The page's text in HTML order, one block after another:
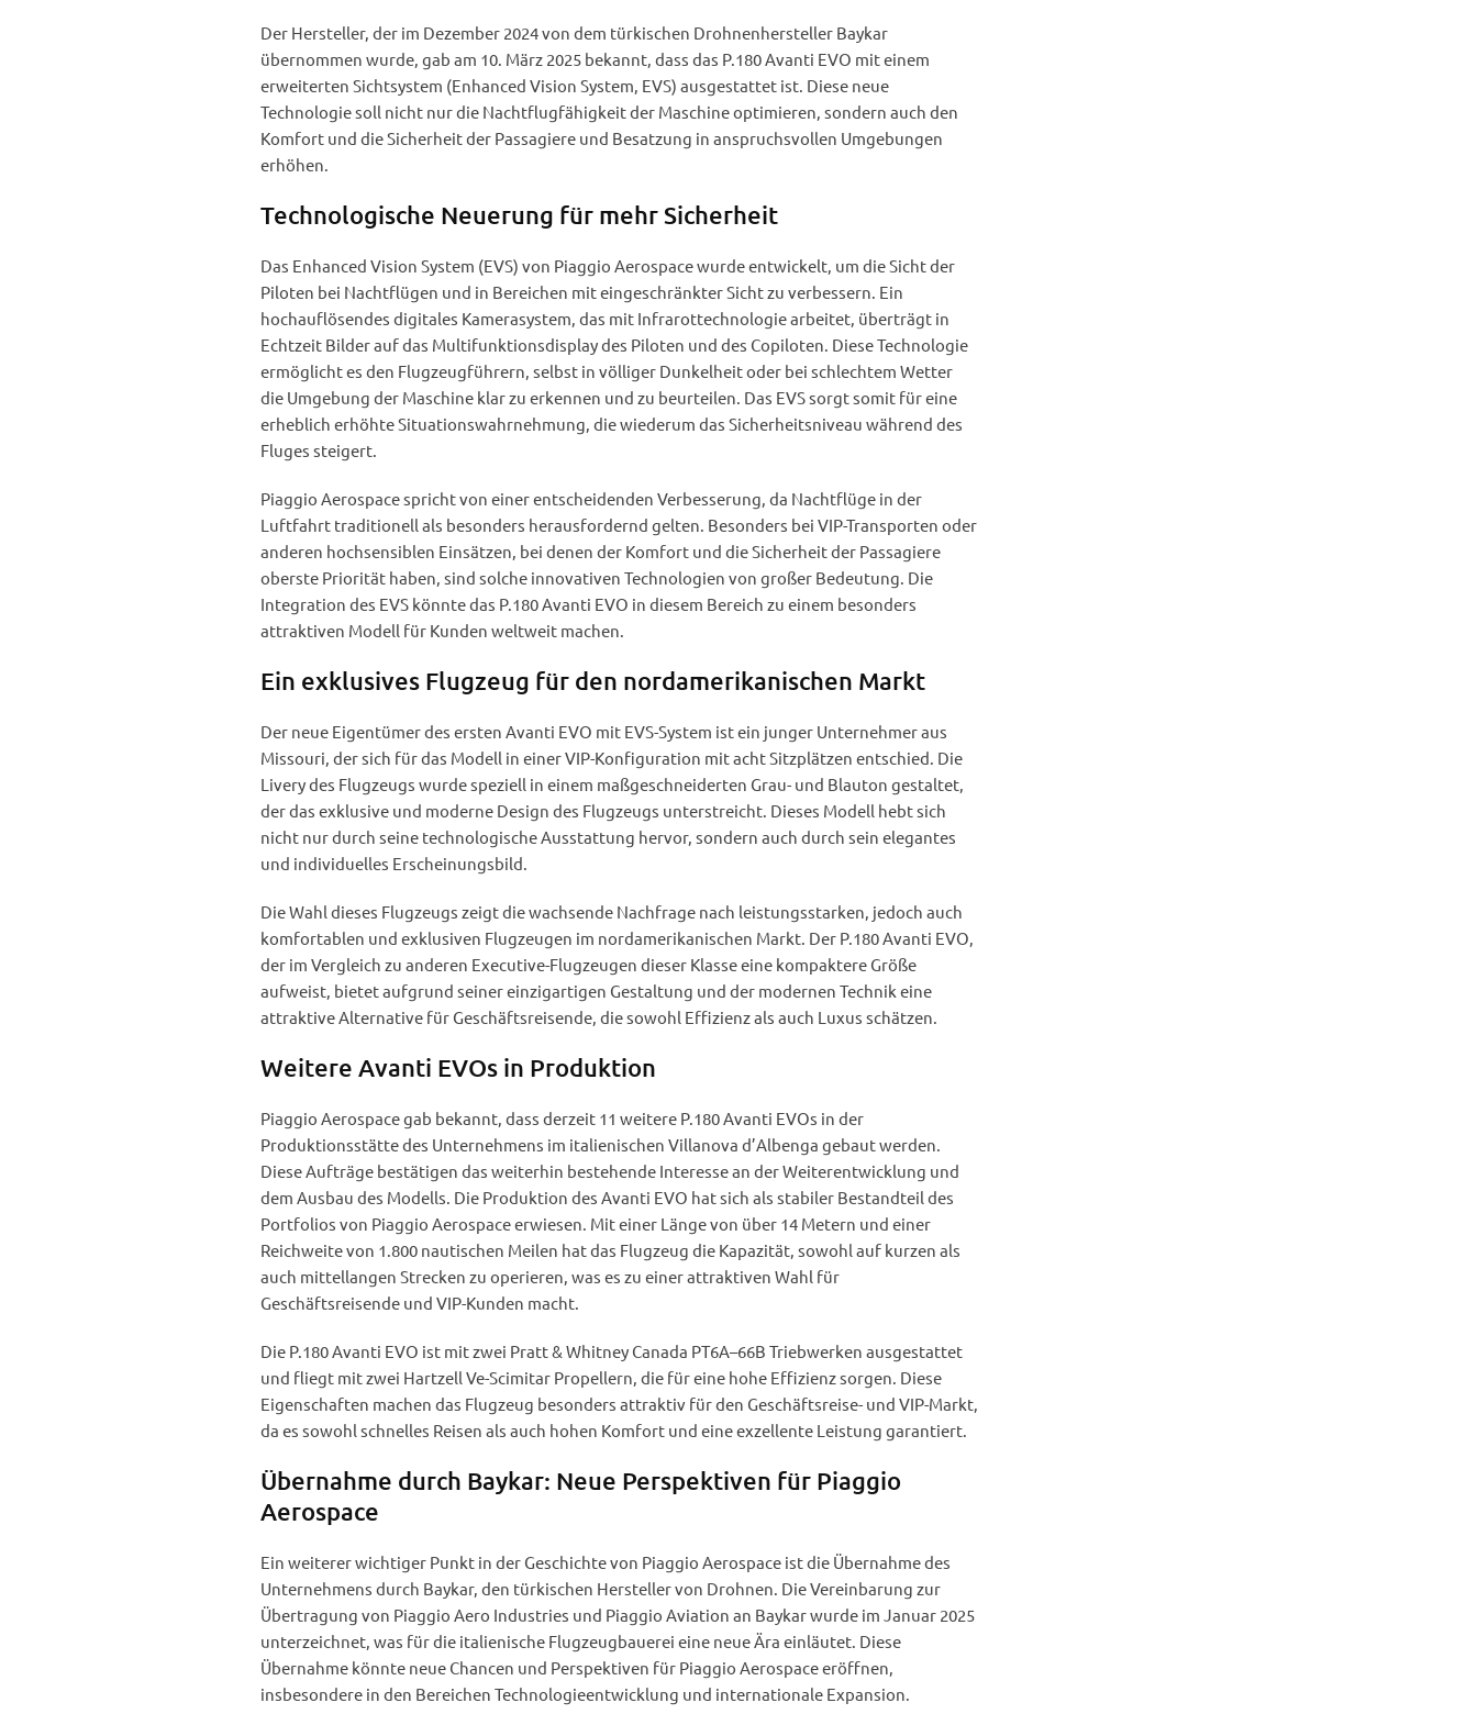
Der Hersteller, der im Dezember 2024 von dem türkischen Drohnenhersteller Baykar
übernommen wurde, gab am 10. März 2025 bekannt, dass das P.180 Avanti EVO mit einem
erweiterten Sichtsystem (Enhanced Vision System, EVS) ausgestattet ist. Diese neue
Technologie soll nicht nur die Nachtflugfähigkeit der Maschine optimieren, sondern auch den
Komfort und die Sicherheit der Passagiere und Besatzung in anspruchsvollen Umgebungen
erhöhen.
Technologische Neuerung für mehr Sicherheit
Das Enhanced Vision System (EVS) von Piaggio Aerospace wurde entwickelt, um die Sicht der
Piloten bei Nachtflügen und in Bereichen mit eingeschränkter Sicht zu verbessern. Ein
hochauflösendes digitales Kamerasystem, das mit Infrarottechnologie arbeitet, überträgt in
Echtzeit Bilder auf das Multifunktionsdisplay des Piloten und des Copiloten. Diese Technologie
ermöglicht es den Flugzeugführern, selbst in völliger Dunkelheit oder bei schlechtem Wetter
die Umgebung der Maschine klar zu erkennen und zu beurteilen. Das EVS sorgt somit für eine
erheblich erhöhte Situationswahrnehmung, die wiederum das Sicherheitsniveau während des
Fluges steigert.
Piaggio Aerospace spricht von einer entscheidenden Verbesserung, da Nachtflüge in der
Luftfahrt traditionell als besonders herausfordernd gelten. Besonders bei VIP-Transporten oder
anderen hochsensiblen Einsätzen, bei denen der Komfort und die Sicherheit der Passagiere
oberste Priorität haben, sind solche innovativen Technologien von großer Bedeutung. Die
Integration des EVS könnte das P.180 Avanti EVO in diesem Bereich zu einem besonders
attraktiven Modell für Kunden weltweit machen.
Ein exklusives Flugzeug für den nordamerikanischen Markt
Der neue Eigentümer des ersten Avanti EVO mit EVS-System ist ein junger Unternehmer aus
Missouri, der sich für das Modell in einer VIP-Konfiguration mit acht Sitzplätzen entschied. Die
Livery des Flugzeugs wurde speziell in einem maßgeschneiderten Grau- und Blauton gestaltet,
der das exklusive und moderne Design des Flugzeugs unterstreicht. Dieses Modell hebt sich
nicht nur durch seine technologische Ausstattung hervor, sondern auch durch sein elegantes
und individuelles Erscheinungsbild.
Die Wahl dieses Flugzeugs zeigt die wachsende Nachfrage nach leistungsstarken, jedoch auch
komfortablen und exklusiven Flugzeugen im nordamerikanischen Markt. Der P.180 Avanti EVO,
der im Vergleich zu anderen Executive-Flugzeugen dieser Klasse eine kompaktere Größe
aufweist, bietet aufgrund seiner einzigartigen Gestaltung und der modernen Technik eine
attraktive Alternative für Geschäftsreisende, die sowohl Effizienz als auch Luxus schätzen.
Weitere Avanti EVOs in Produktion
Piaggio Aerospace gab bekannt, dass derzeit 11 weitere P.180 Avanti EVOs in der
Produktionsstätte des Unternehmens im italienischen Villanova d’Albenga gebaut werden.
Diese Aufträge bestätigen das weiterhin bestehende Interesse an der Weiterentwicklung und
dem Ausbau des Modells. Die Produktion des Avanti EVO hat sich als stabiler Bestandteil des
Portfolios von Piaggio Aerospace erwiesen. Mit einer Länge von über 14 Metern und einer
Reichweite von 1.800 nautischen Meilen hat das Flugzeug die Kapazität, sowohl auf kurzen als
auch mittellangen Strecken zu operieren, was es zu einer attraktiven Wahl für
Geschäftsreisende und VIP-Kunden macht.
Die P.180 Avanti EVO ist mit zwei Pratt & Whitney Canada PT6A–66B Triebwerken ausgestattet
und fliegt mit zwei Hartzell Ve-Scimitar Propellern, die für eine hohe Effizienz sorgen. Diese
Eigenschaften machen das Flugzeug besonders attraktiv für den Geschäftsreise- und VIP-Markt,
da es sowohl schnelles Reisen als auch hohen Komfort und eine exzellente Leistung garantiert.
Übernahme durch Baykar: Neue Perspektiven für Piaggio
Aerospace
Ein weiterer wichtiger Punkt in der Geschichte von Piaggio Aerospace ist die Übernahme des
Unternehmens durch Baykar, den türkischen Hersteller von Drohnen. Die Vereinbarung zur
Übertragung von Piaggio Aero Industries und Piaggio Aviation an Baykar wurde im Januar 2025
unterzeichnet, was für die italienische Flugzeugbauerei eine neue Ära einläutet. Diese
Übernahme könnte neue Chancen und Perspektiven für Piaggio Aerospace eröffnen,
insbesondere in den Bereichen Technologieentwicklung und internationale Expansion.